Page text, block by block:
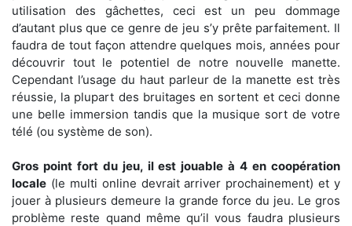
utilisation des gâchettes, ceci est un peu dommage
d’autant plus que ce genre de jeu s’y prête parfaitement. Il
faudra de tout façon attendre quelques mois, années pour
découvrir tout le potentiel de notre nouvelle manette.
Cependant l’usage du haut parleur de la manette est très
réussie, la plupart des bruitages en sortent et ceci donne
une belle immersion tandis que la musique sort de votre
télé (ou système de son).
Gros point fort du jeu, il est jouable à 4 en coopération
locale (le multi online devrait arriver prochainement) et y
jouer à plusieurs demeure la grande force du jeu. Le gros
problème reste quand même qu’il vous faudra plusieurs